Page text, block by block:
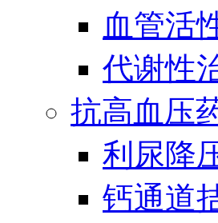
血管活
代谢性
抗高血压
利尿降
钙通道